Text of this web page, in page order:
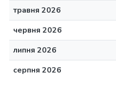
травня 2026
червня 2026
липня 2026
серпня 2026